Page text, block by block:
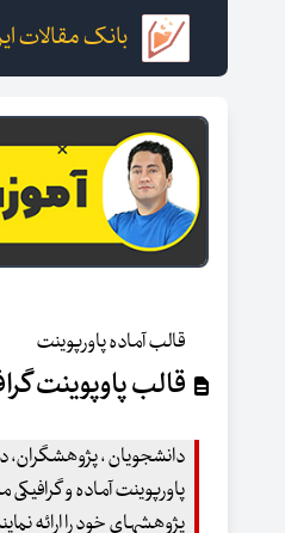
بانک مقالات
قالب آماده پاورپوینت
قالب پاوپوینت
دانشجویان ، پژوهشگران،
پاورپوینت آماده و
پژوهشهای خود را ارائه